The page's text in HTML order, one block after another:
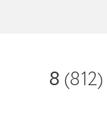
8 (812)